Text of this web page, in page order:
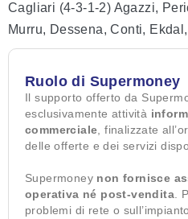
Cagliari (4-3-1-2) Agazzi,
Murru, Dessena, Conti,
Ruolo di Supermoney
Il supporto offerto da
esclusivamente attività
commerciale , finalizzate
delle offerte e dei servizi
Supermoney non fornisce
operativa né post-vendita .
problemi di rete o